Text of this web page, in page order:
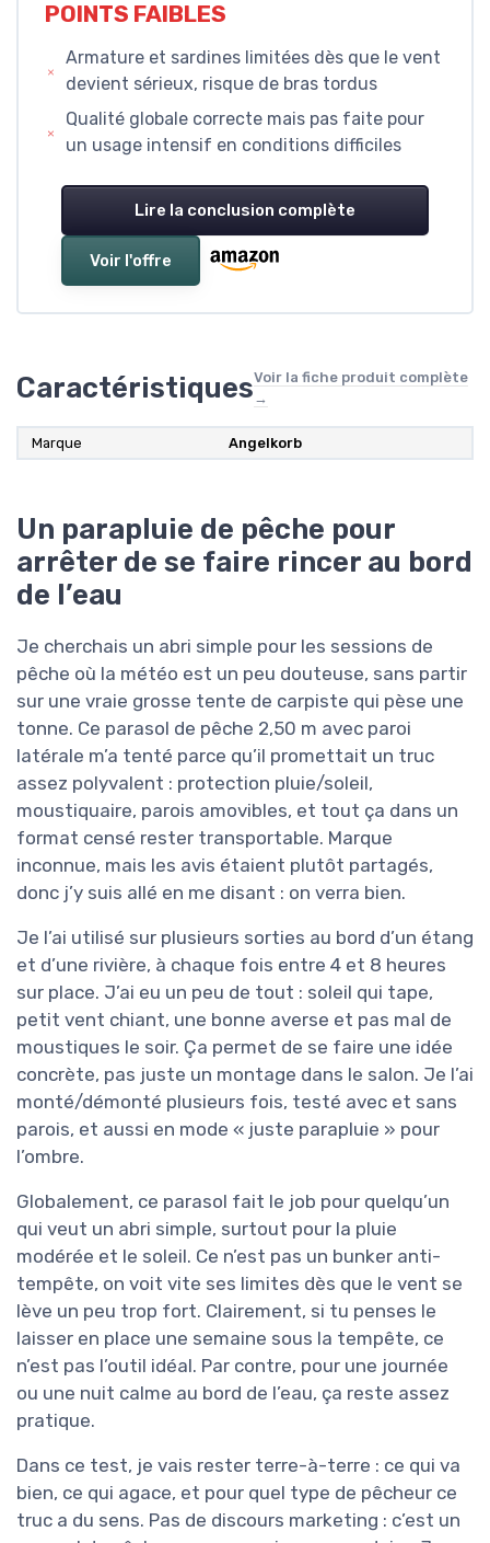
POINTS FAIBLES
Armature et sardines limitées dès que le vent
devient sérieux, risque de bras tordus
Qualité globale correcte mais pas faite pour
un usage intensif en conditions difficiles
Lire la conclusion complète
Voir l'offre
CaractéristiquesVoir la fiche produit complète
→
Marque Angelkorb
Un parapluie de pêche pour
arrêter de se faire rincer au bord
de l’eau
Je cherchais un abri simple pour les sessions de
pêche où la météo est un peu douteuse, sans partir
sur une vraie grosse tente de carpiste qui pèse une
tonne. Ce parasol de pêche 2,50 m avec paroi
latérale m’a tenté parce qu’il promettait un truc
assez polyvalent : protection pluie/soleil,
moustiquaire, parois amovibles, et tout ça dans un
format censé rester transportable. Marque
inconnue, mais les avis étaient plutôt partagés,
donc j’y suis allé en me disant : on verra bien.
Je l’ai utilisé sur plusieurs sorties au bord d’un étang
et d’une rivière, à chaque fois entre 4 et 8 heures
sur place. J’ai eu un peu de tout : soleil qui tape,
petit vent chiant, une bonne averse et pas mal de
moustiques le soir. Ça permet de se faire une idée
concrète, pas juste un montage dans le salon. Je l’ai
monté/démonté plusieurs fois, testé avec et sans
parois, et aussi en mode « juste parapluie » pour
l’ombre.
Globalement, ce parasol fait le job pour quelqu’un
qui veut un abri simple, surtout pour la pluie
modérée et le soleil. Ce n’est pas un bunker anti-
tempête, on voit vite ses limites dès que le vent se
lève un peu trop fort. Clairement, si tu penses le
laisser en place une semaine sous la tempête, ce
n’est pas l’outil idéal. Par contre, pour une journée
ou une nuit calme au bord de l’eau, ça reste assez
pratique.
Dans ce test, je vais rester terre-à-terre : ce qui va
bien, ce qui agace, et pour quel type de pêcheur ce
truc a du sens. Pas de discours marketing : c’est un